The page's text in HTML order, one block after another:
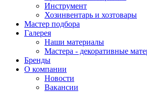
Инструмент
Хозинвентарь и хозтовары
Мастер подбора
Галерея
Наши материалы
Мастера - декоративные
Бренды
О компании
Новости
Вакансии